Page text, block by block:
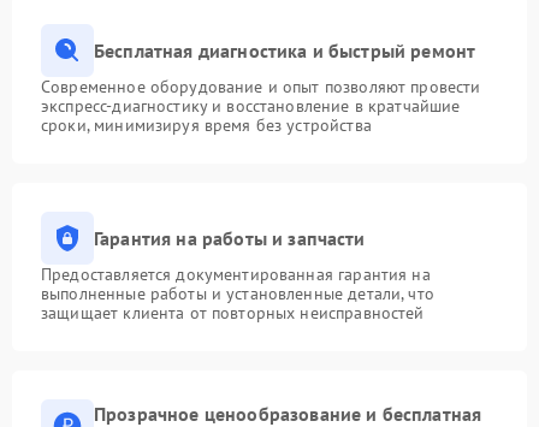
Бесплатная диагностика и быстрый ремонт
Современное оборудование и опыт позволяют провести
экспресс-диагностику и восстановление в кратчайшие
сроки, минимизируя время без устройства
Гарантия на работы и запчасти
Предоставляется документированная гарантия на
выполненные работы и установленные детали, что
защищает клиента от повторных неисправностей
Прозрачное ценообразование и бесплатная